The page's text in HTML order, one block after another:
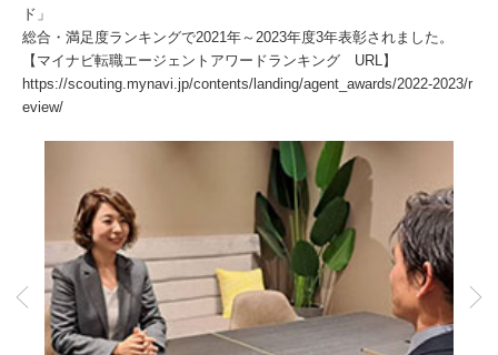
ド」
総合・満足度ランキングで2021年～2023年度3年表彰されました。
【マイナビ転職エージェントアワードランキング URL】
https://scouting.mynavi.jp/contents/landing/agent_awards/2022-2023/r
eview/